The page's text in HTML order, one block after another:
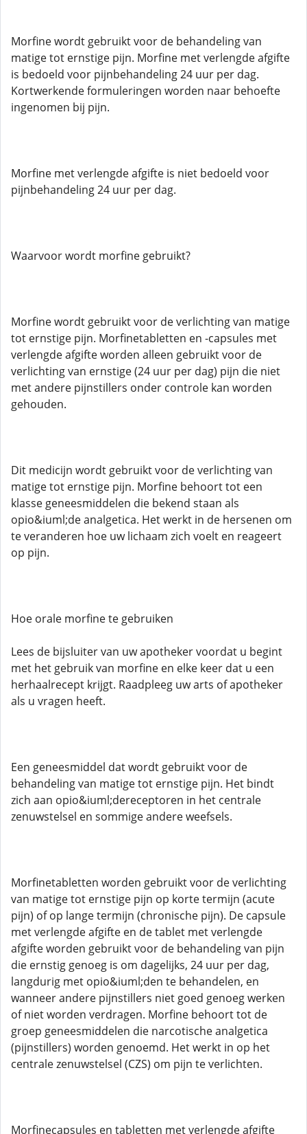
Morfine wordt gebruikt voor de behandeling van
matige tot ernstige pijn. Morfine met verlengde afgifte
is bedoeld voor pijnbehandeling 24 uur per dag.
Kortwerkende formuleringen worden naar behoefte
ingenomen bij pijn.
Morfine met verlengde afgifte is niet bedoeld voor
pijnbehandeling 24 uur per dag.
Waarvoor wordt morfine gebruikt?
Morfine wordt gebruikt voor de verlichting van matige
tot ernstige pijn. Morfinetabletten en -capsules met
verlengde afgifte worden alleen gebruikt voor de
verlichting van ernstige (24 uur per dag) pijn die niet
met andere pijnstillers onder controle kan worden
gehouden.
Dit medicijn wordt gebruikt voor de verlichting van
matige tot ernstige pijn. Morfine behoort tot een
klasse geneesmiddelen die bekend staan ​​als
opio&iuml;de analgetica. Het werkt in de hersenen om
te veranderen hoe uw lichaam zich voelt en reageert
op pijn.
Hoe orale morfine te gebruiken
Lees de bijsluiter van uw apotheker voordat u begint
met het gebruik van morfine en elke keer dat u een
herhaalrecept krijgt. Raadpleeg uw arts of apotheker
als u vragen heeft.
Een geneesmiddel dat wordt gebruikt voor de
behandeling van matige tot ernstige pijn. Het bindt
zich aan opio&iuml;dereceptoren in het centrale
zenuwstelsel en sommige andere weefsels.
Morfinetabletten worden gebruikt voor de verlichting
van matige tot ernstige pijn op korte termijn (acute
pijn) of op lange termijn (chronische pijn). De capsule
met verlengde afgifte en de tablet met verlengde
afgifte worden gebruikt voor de behandeling van pijn
die ernstig genoeg is om dagelijks, 24 uur per dag,
langdurig met opio&iuml;den te behandelen, en
wanneer andere pijnstillers niet goed genoeg werken
of niet worden verdragen. Morfine behoort tot de
groep geneesmiddelen die narcotische analgetica
(pijnstillers) worden genoemd. Het werkt in op het
centrale zenuwstelsel (CZS) om pijn te verlichten.
Morfinecapsules en tabletten met verlengde afgifte